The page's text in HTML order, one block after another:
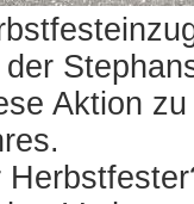
Aktion